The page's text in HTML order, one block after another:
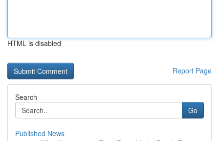
HTML is disabled
Report Page
Search
Go
Published News